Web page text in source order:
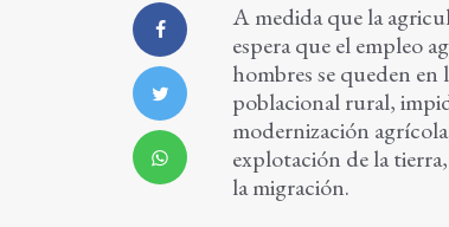
A medida que la
espera que el empleo
hombres se queden
poblacional rural,
modernización
explotación de la
la migración.